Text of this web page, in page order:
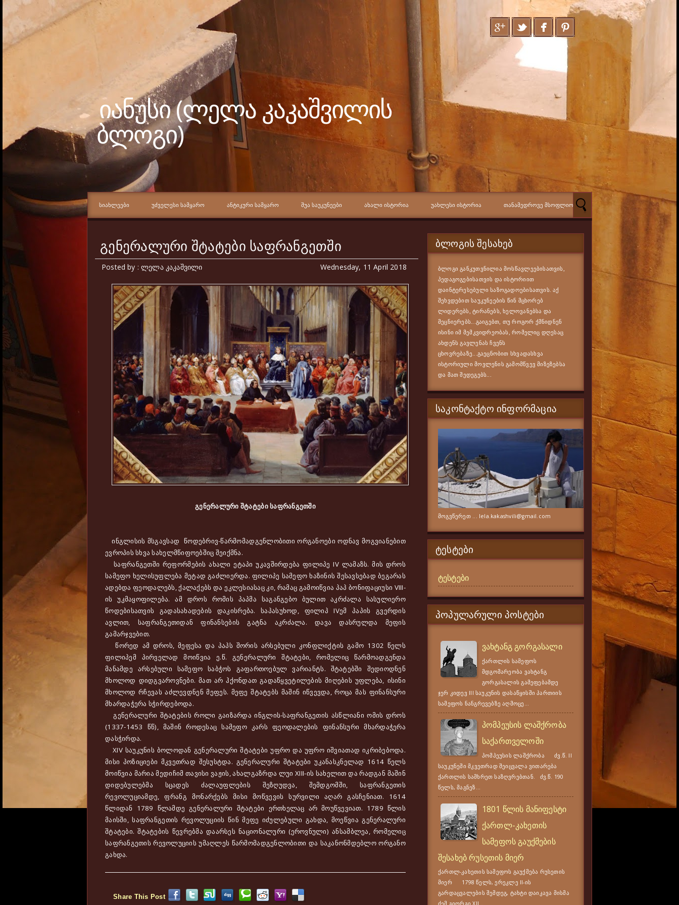
იანუსი (ლელა კაკაშვილის
ბლოგი)
ᲡᲘᲐᲮᲚᲔᲔᲑᲘ ᲣᲫᲕᲔᲚᲔᲡᲘ ᲡᲐᲛᲧᲐᲠᲝ ᲐᲜᲢᲘᲙᲣᲠᲘ ᲡᲐᲛᲧᲐᲠᲝ ᲨᲣᲐ ᲡᲐᲣᲙᲣᲜᲔᲔᲑᲘ ᲐᲮᲐᲚᲘ ᲘᲡᲢᲝᲠᲘᲐ ᲣᲐᲮᲚᲔᲡᲘ ᲘᲡᲢᲝᲠᲘᲐ ᲗᲐᲜᲐᲛᲔᲓᲠᲝᲕᲔ ᲛᲡᲝᲤᲚᲘᲝ
გენერალური შტატები საფრანგეთში
Posted by : ლელა კაკაშვილი Wednesday, 11 April 2018
გენერალური შტატები საფრანგეთში
ინგლისის მსგავსად წოდებრივ-წარმომადგენლობითი ორგანოები ოდნავ მოგვიანებით
ევროპის სხვა სახელმწიფოებშიც შეიქმნა.
საფრანგეთში რეფორმების ახალი ეტაპი უკავშირდება ფილიპე IV ლამაზს. მის დროს
სამეფო ხელისუფლება მეტად გაძლიერდა. ფილიპე სამეფო ხაზინის შესავსებად ბეგარას
ადებდა ფეოდალებს, ქალაქებს და ეკლესიასაც კი, რამაც გამოიწვია პაპ ბონიფაციუსი VIII-
ის უკმაყოფილება. ამ დროს რომის პაპმა საგანგებო ბულით აკრძალა სასულიერო
წოდებისათვის გადასახადების დაკისრება. საპასუხოდ, ფილიპ IVემ პაპის გვერდის
ავლით, საფრანგეთიდან ფინანსების გატნა აკრძალა. დავა დასრულდა მეფის
გამარჯვებით.
წორედ ამ დროს, მეფესა და პაპს შორის არსებული კონფლიქტის გამო 1302 წელს
ფილიპემ პირველად მოიწვია ე.წ. გენერალური შტატები, რომელიც წარმოადგენდა
მანამდე არსებული სამეფო საბჭოს გაფართოებულ ვარიანტს. შტატებში შედიოდნენ
მხოლოდ დიდგვაროვნები. მათ არ ჰქონდათ გადაწყვეტილების მიღების უფლება, ისინი
მხოლოდ რჩევას აძლევდნენ მეფეს. მეფე შტატებს მაშინ იწვევდა, როცა მას ფინანსური
მხარდაჭერა სჭირდებოდა.
გენერალური შტატების როლი გაიზარდა ინგლის-საფრანგეთის ასწლიანი ომის დროს
(1337-1453 წწ), მაშინ როდესაც სამეფო კარს ფეოდალების ფინანსური მხარდაჭერა
დასჭირდა.
XIV საუკუნის ბოლოდან გენერალური შტატები უფრო და უფრო იშვიათად იკრიბებოდა.
მისი პოზიციები მკვეთრად შესუსტდა. გენერალური შტატები უკანასკნელად 1614 წელს
მოიწვია მარია მედიჩიმ თავისი ვაჟის, ახალგაზრდა ლუი XIII-ის სახელით და რადგან მაშინ
დიდებულებმა სცადეს ძალაუფლების შეზღუდვა, შემდგომში, საფრანგეთის
რევოლუციამდე, ფრანგ მონარქებს მისი მოწვევის სურვილი აღარ გასჩენიათ. 1614
წლიდან 1789 წლამდე გენერალური შტატები ერთხელაც არ მოუწვევიათ. 1789 წლის
მაისში, საფრანგეთის რევოლუციის წინ მეფე იძულებული გახდა, მოეწვია გენერალური
შტატები. შტატების წევრებმა დაარსეს ნაციონალური (ეროვნული) ანსამბლეა, რომელიც
საფრანგეთის რევოლუციის უმაღლეს წარმომადგენლობითი და საკანონმდებლო ორგანო
გახდა.
Share This Post
ᲑᲚᲝᲒᲘᲡ ᲨᲔᲡᲐᲮᲔᲑ
ბლოგი განკუთვნილია მოსწავლეებისათვის,
პედაგოგებისათვის და ისტორიით
დაინტერესებული საზოგადოებისათვის. აქ
შეხვდებით საუკუნეების წინ მცხორებ
ლიდერებს, ტირანებს, ხელოვანებსა და
მეცნიერებს...გაიგებთ, თუ როგორ ქმნიდნენ
ისინი იმ მემკვიდრეობას, რომელიც დღესაც
ახდენს გავლენას ჩვენს
ცხოვრებაზე...გაეცნობით სხვადასხვა
ისტორიული მოვლენის გამომწვევ მიზეზებსა
და მათ შედეგებს...
ᲡᲐᲙᲝᲜᲢᲐᲥᲢᲝ ᲘᲜᲤᲝᲠᲛᲐᲪᲘᲐ
მოგვწერეთ ... lela.kakashvili@gmail.com
ᲢᲔᲡᲢᲔᲑᲘ
ტესტები
ᲞᲝᲞᲣᲚᲐᲠᲣᲚᲘ ᲞᲝᲡᲢᲔᲑᲘ
ვახტანგ გორგასალი
ქართლის სამეფოს
მდგომარეობა ვახტანგ
გორგასალის გამეფებამდე
ჯერ კიდევ III საუკუნის დასაწყისში პართიის
სამეფოს ნანგრევებზე აღმოცე...
პომპეუსის ლაშქრობა
საქართველოში
პომპეუსის ლაშქრობა ძვ.წ. II
საუკუნეში მკვეთრად შეიცვალა ვითარება
ქართლის სამხრეთ საზღვრებთან. ძვ.წ. 190
წელს, მაგნეზ...
1801 წლის მანიფესტი
ქართლ-კახეთის
სამეფოს გაუქმების
შესახებ რუსეთის მიერ
ქართლ-კახეთის სამეფოს გაუქმება რუსეთის
მიერ 1798 წელს, ერეკლე II-ის
გარდაცვალების შემდეგ, ტახტი დაიკავა მისმა
ძემ გიორგი XII...